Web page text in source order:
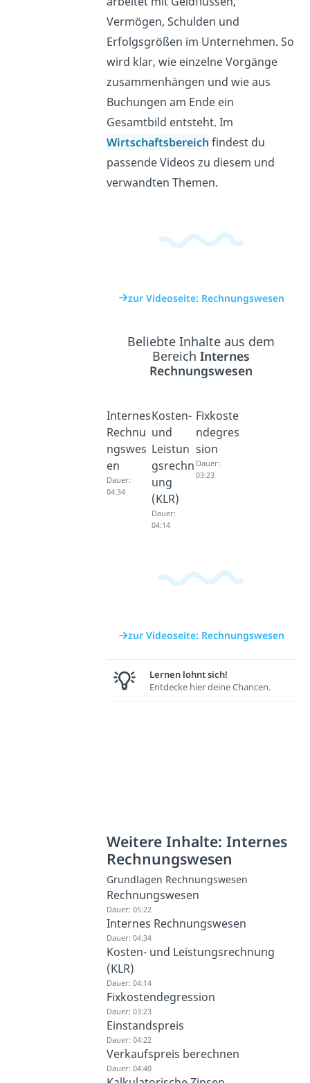
Vermögen, Schulden und
Erfolgsgrößen im Unternehmen. So
wird klar, wie einzelne Vorgänge
zusammenhängen und wie aus
Buchungen am Ende ein
Gesamtbild entsteht. Im
Wirtschaftsbereich findest du
passende Videos zu diesem und
verwandten Themen.
zur Videoseite: Rechnungswesen
Beliebte Inhalte aus dem
BereichInternes
Rechnungswesen
Internes
Rechnu
ngswes
en
Dauer:
04:34
Kosten-
und
Leistun
gsrechn
ung
(KLR)
Dauer:
04:14
Fixkoste
ndegres
sion
Dauer:
03:23
zur Videoseite: Rechnungswesen
Lernen lohnt sich!
Entdecke hier deine Chancen.
Weitere Inhalte: Internes
Rechnungswesen
Grundlagen Rechnungswesen
Rechnungswesen
Dauer: 05:22
Internes Rechnungswesen
Dauer: 04:34
Kosten- und Leistungsrechnung
(KLR)
Dauer: 04:14
Fixkostendegression
Dauer: 03:23
Einstandspreis
Dauer: 04:22
Verkaufspreis berechnen
Dauer: 04:40